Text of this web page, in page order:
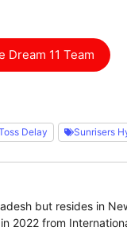
Dream 11 Team
Delay Sunrisers
but resides in
2022 from